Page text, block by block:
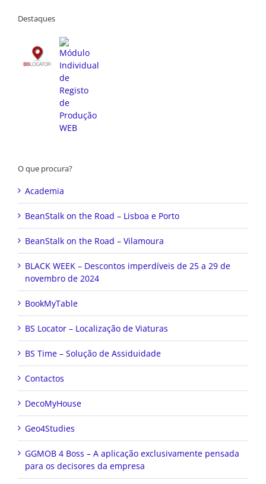
Destaques
O que procura?
Academia
BeanStalk on the Road – Lisboa e Porto
BeanStalk on the Road – Vilamoura
BLACK WEEK – Descontos imperdíveis de 25 a 29 de
novembro de 2024
BookMyTable
BS Locator – Localização de Viaturas
BS Time – Solução de Assiduidade
Contactos
DecoMyHouse
Geo4Studies
GGMOB 4 Boss – A aplicação exclusivamente pensada
para os decisores da empresa